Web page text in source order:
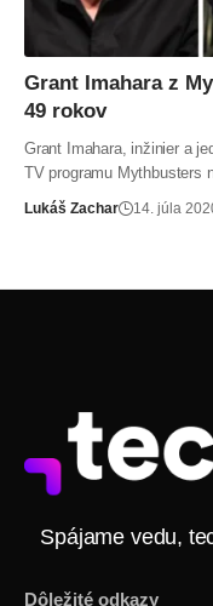
Grant Imahara z
49 rokov
Grant Imahara, inžinier a
TV programu Mythbusters
Lukáš Zachar 14. júla
Spájame vedu,
Dôležité odkazy